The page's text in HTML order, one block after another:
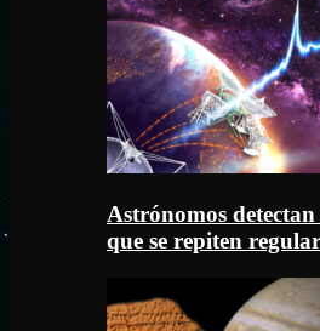
Astrónomos
que se repiten